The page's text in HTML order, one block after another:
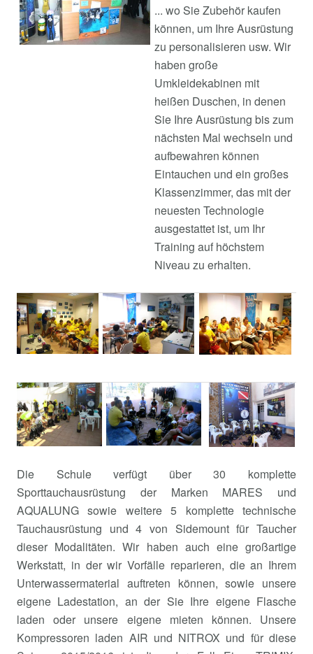
... wo Sie Zubehör kaufen
können, um Ihre Ausrüstung
zu personalisieren usw. Wir
haben große
Umkleidekabinen mit
heißen Duschen, in denen
Sie Ihre Ausrüstung bis zum
nächsten Mal wechseln und
aufbewahren können
Eintauchen und ein großes
Klassenzimmer, das mit der
neuesten Technologie
ausgestattet ist, um Ihr
Training auf höchstem
Niveau zu erhalten.
Die Schule verfügt über 30 komplette
Sporttauchausrüstung der Marken MARES und
AQUALUNG sowie weitere 5 komplette technische
Tauchausrüstung und 4 von Sidemount für Taucher
dieser Modalitäten. Wir haben auch eine großartige
Werkstatt, in der wir Vorfälle reparieren, die an Ihrem
Unterwassermaterial auftreten können, sowie unsere
eigene Ladestation, an der Sie Ihre eigene Flasche
laden oder unsere eigene mieten können. Unsere
Kompressoren laden AIR und NITROX und für diese